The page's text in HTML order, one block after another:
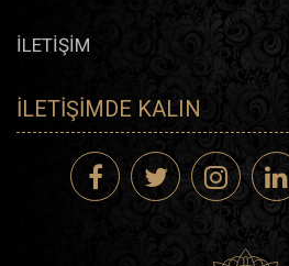
İLETİŞİM
İLETIŞIMDE KALIN